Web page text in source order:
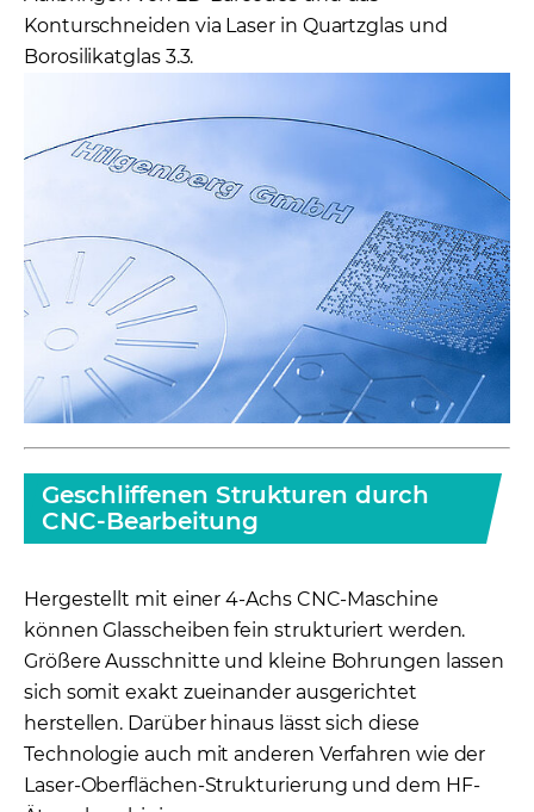
Konturschneiden via Laser in Quartzglas und
Borosilikatglas 3.3.
Geschliffenen Strukturen durch
CNC-Bearbeitung
Hergestellt mit einer 4-Achs CNC-Maschine
können Glasscheiben fein strukturiert werden.
Größere Ausschnitte und kleine Bohrungen lassen
sich somit exakt zueinander ausgerichtet
herstellen. Darüber hinaus lässt sich diese
Technologie auch mit anderen Verfahren wie der
Laser-Oberflächen-Strukturierung und dem HF-